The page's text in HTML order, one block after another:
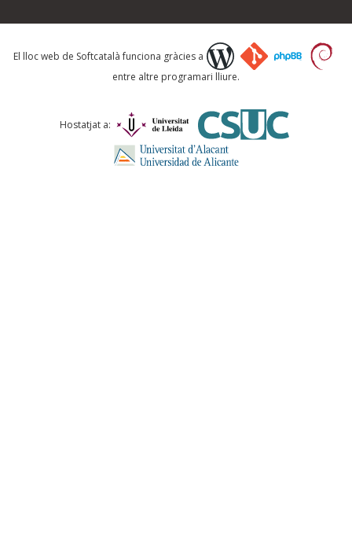
Què proposeu?
Comentari *
El lloc web de Softcatalà funciona gràcies a
entre altre programari lliure.
Hostatjat a: